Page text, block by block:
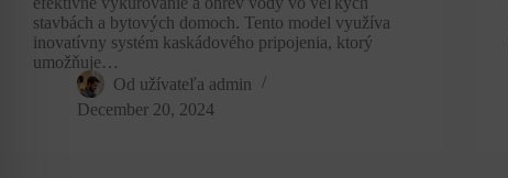
stavbách a bytových domoch. Tento model využíva
inovatívny systém kaskádového pripojenia, ktorý
umožňuje…
Od užívateľa admin
December 20, 2024